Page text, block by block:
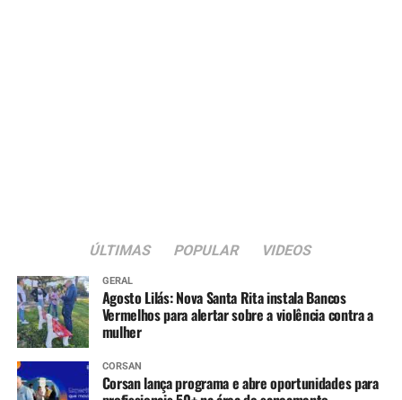
Pólio (1ª dose reforço)
Tríplice viral (2ª dose)
Varicela (1ª dose)
Hepatite A (1ª dose)
4 anos:
ÚLTIMAS POPULAR VIDEOS
GERAL
Agosto Lilás: Nova Santa Rita instala Bancos
Vermelhos para alertar sobre a violência contra a
mulher
CORSAN
Corsan lança programa e abre oportunidades para